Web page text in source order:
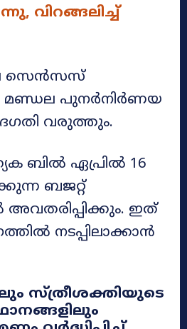
വിറങ്ങലിച്ച്
സെൻസസ്
മണ്ഡല പുനർനിർണയ
വരുത്തും.
ബിൽ ഏപ്രിൽ 16
ബജറ്റ്
ഇത്
നടപ്പിലാക്കാൻ
സ്ത്രീശക്തിയുടെ